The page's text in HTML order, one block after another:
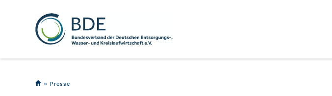
Presse